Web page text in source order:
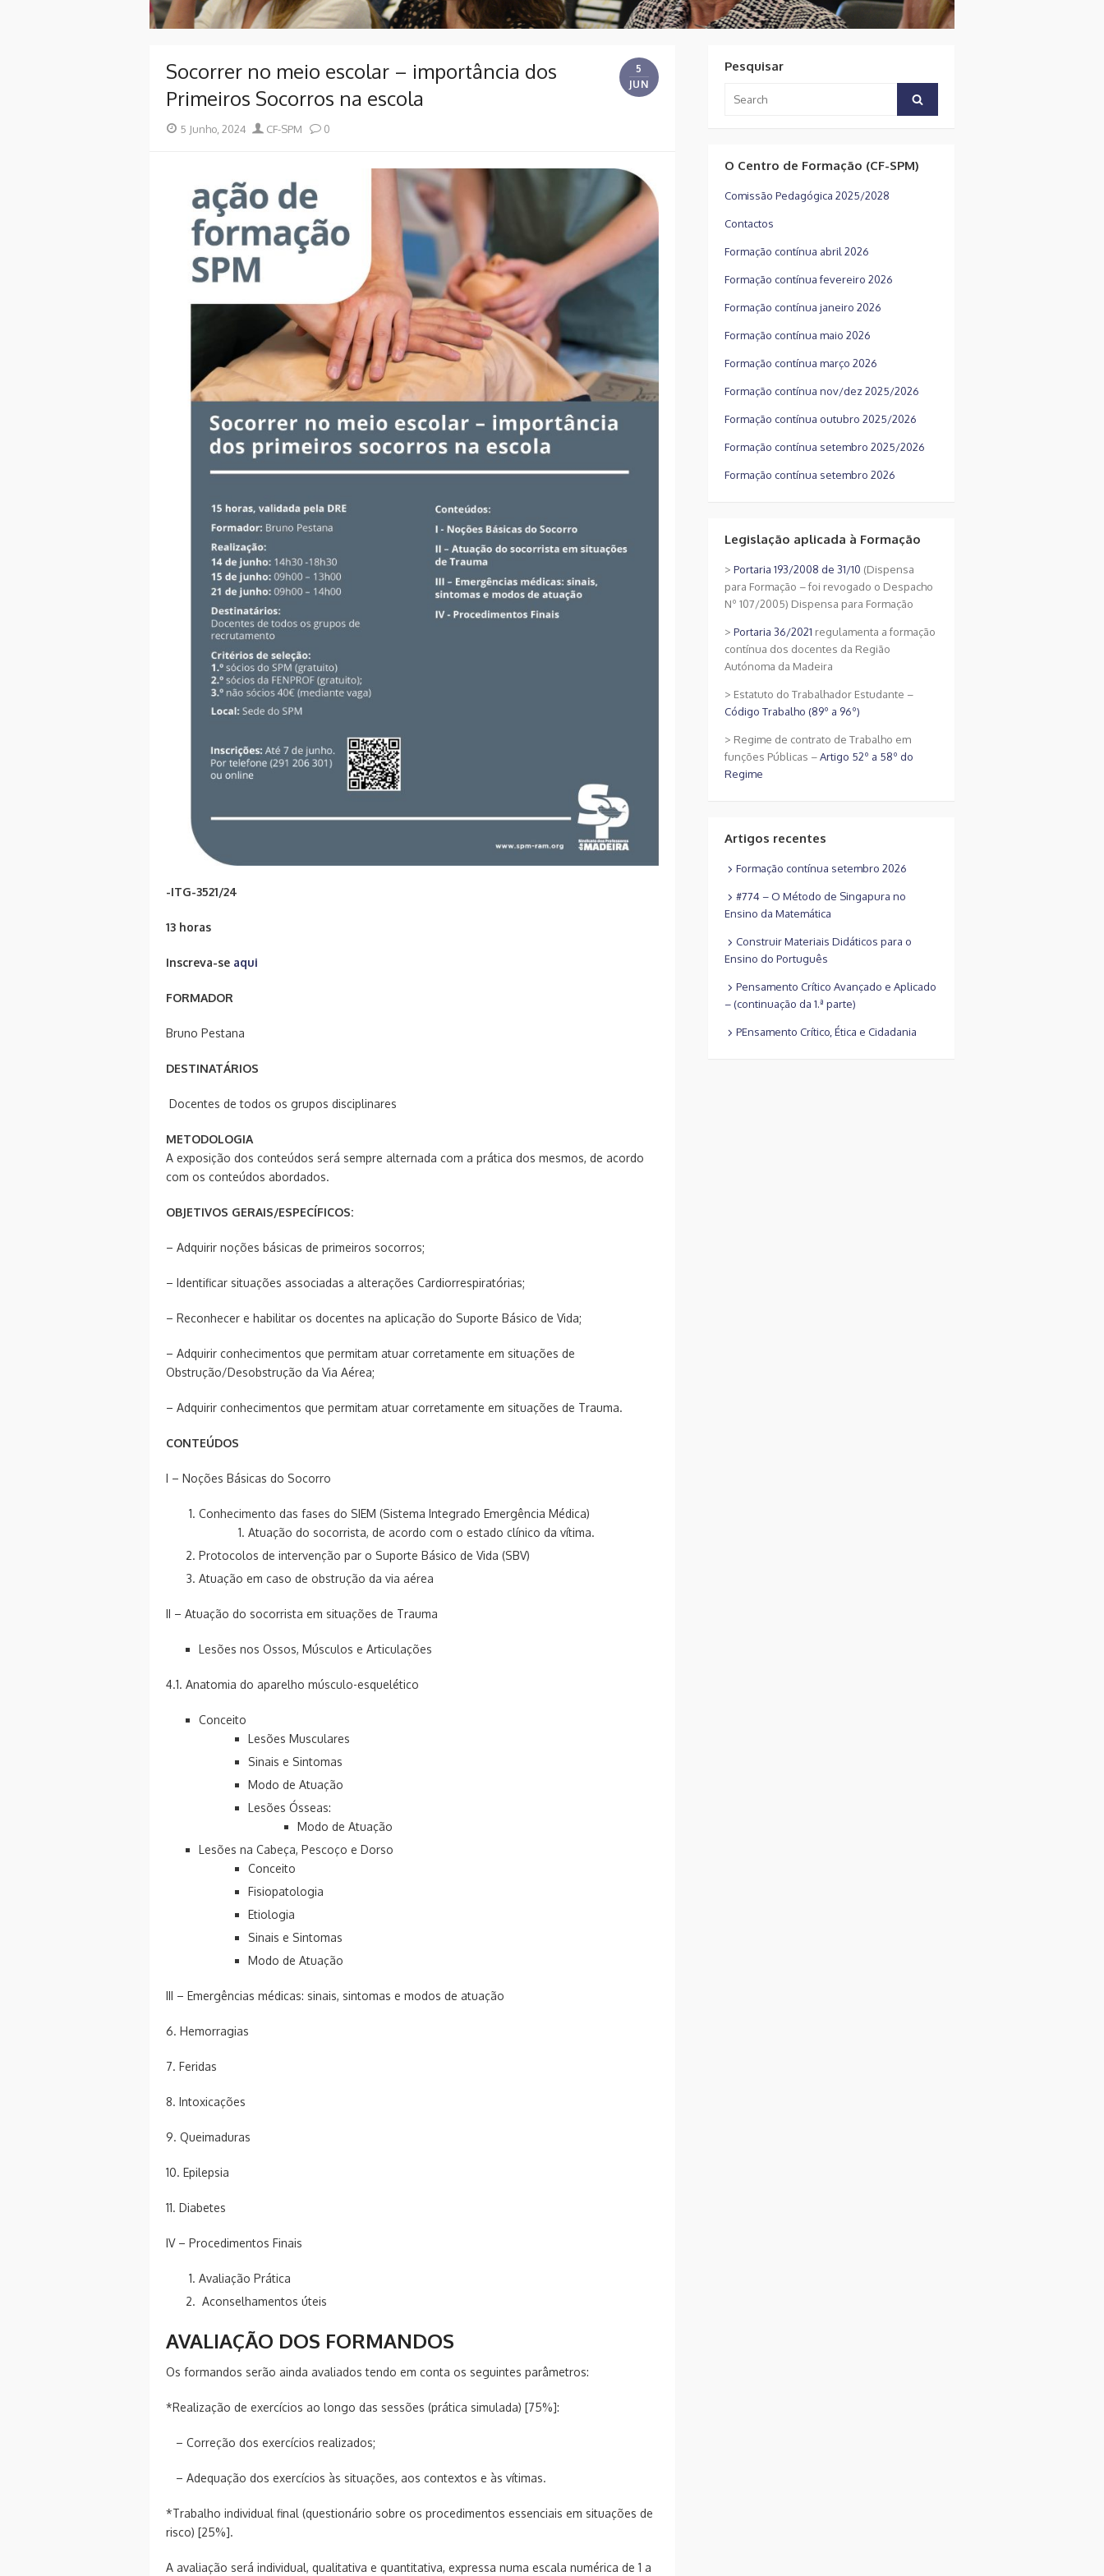
Socorrer no meio escolar – importância dos
Primeiros Socorros na escola
5
JUN
Posted5 Junho, 2024 Author
CF-SPM 0
-ITG-3521/24
13 horas
Inscreva-se aqui
FORMADOR
Bruno Pestana
DESTINATÁRIOS
Docentes de todos os grupos disciplinares
METODOLOGIA
A exposição dos conteúdos será sempre alternada com a prática dos mesmos, de acordo
com os conteúdos abordados.
OBJETIVOS GERAIS/ESPECÍFICOS:
– Adquirir noções básicas de primeiros socorros;
– Identificar situações associadas a alterações Cardiorrespiratórias;
– Reconhecer e habilitar os docentes na aplicação do Suporte Básico de Vida;
– Adquirir conhecimentos que permitam atuar corretamente em situações de
Obstrução/Desobstrução da Via Aérea;
– Adquirir conhecimentos que permitam atuar corretamente em situações de Trauma.
CONTEÚDOS
I – Noções Básicas do Socorro
Conhecimento das fases do SIEM (Sistema Integrado Emergência Médica)
Atuação do socorrista, de acordo com o estado clínico da vítima.
Protocolos de intervenção par o Suporte Básico de Vida (SBV)
Atuação em caso de obstrução da via aérea
II – Atuação do socorrista em situações de Trauma
Lesões nos Ossos, Músculos e Articulações
4.1. Anatomia do aparelho músculo-esquelético
Conceito
Lesões Musculares
Sinais e Sintomas
Modo de Atuação
Lesões Ósseas:
Modo de Atuação
Lesões na Cabeça, Pescoço e Dorso
Conceito
Fisiopatologia
Etiologia
Sinais e Sintomas
Modo de Atuação
III – Emergências médicas: sinais, sintomas e modos de atuação
6. Hemorragias
7. Feridas
8. Intoxicações
9. Queimaduras
10. Epilepsia
11. Diabetes
IV – Procedimentos Finais
Avaliação Prática
Aconselhamentos úteis
AVALIAÇÃO DOS FORMANDOS
Os formandos serão ainda avaliados tendo em conta os seguintes parâmetros:
*Realização de exercícios ao longo das sessões (prática simulada) [75%]:
– Correção dos exercícios realizados;
– Adequação dos exercícios às situações, aos contextos e às vítimas.
*Trabalho individual final (questionário sobre os procedimentos essenciais em situações de
risco) [25%].
A avaliação será individual, qualitativa e quantitativa, expressa numa escala numérica de 1 a
Pesquisar
for:
Search
O Centro de Formação (CF-SPM)
Comissão Pedagógica 2025/2028
Contactos
Formação contínua abril 2026
Formação contínua fevereiro 2026
Formação contínua janeiro 2026
Formação contínua maio 2026
Formação contínua março 2026
Formação contínua nov/dez 2025/2026
Formação contínua outubro 2025/2026
Formação contínua setembro 2025/2026
Formação contínua setembro 2026
Legislação aplicada à Formação
> Portaria 193/2008 de 31/10 (Dispensa
para Formação – foi revogado o Despacho
Nº 107/2005) Dispensa para Formação
> Portaria 36/2021 regulamenta a formação
contínua dos docentes da Região
Autónoma da Madeira
> Estatuto do Trabalhador Estudante –
Código Trabalho (89º a 96º)
> Regime de contrato de Trabalho em
funções Públicas –Artigo 52º a 58º do
Regime
Artigos recentes
Formação contínua setembro 2026
#774 – O Método de Singapura no
Ensino da Matemática
Construir Materiais Didáticos para o
Ensino do Português
Pensamento Crítico Avançado e Aplicado
– (continuação da 1.ª parte)
PEnsamento Crítico, Ética e Cidadania